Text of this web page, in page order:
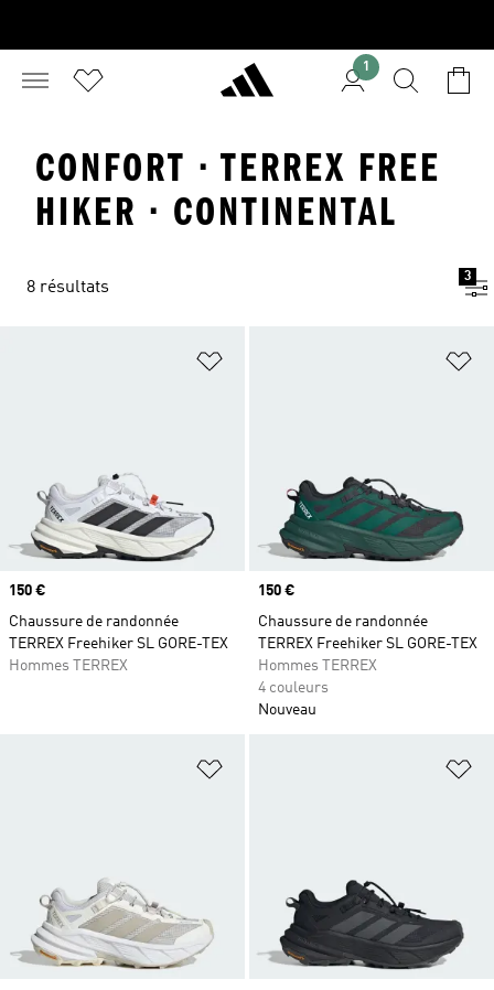
1
CONFORT · TERREX FREE
HIKER · CONTINENTAL
8 résultats
3
Ajouter à la Liste de produits
Prix
150 €
Chaussure de randonnée
TERREX Freehiker SL GORE-TEX
Hommes TERREX
Prix
150 €
Chaussure de randonnée
TERREX Freehiker SL GORE-TEX
Hommes TERREX
4 couleurs
Nouveau
Ajouter à la Liste de produits